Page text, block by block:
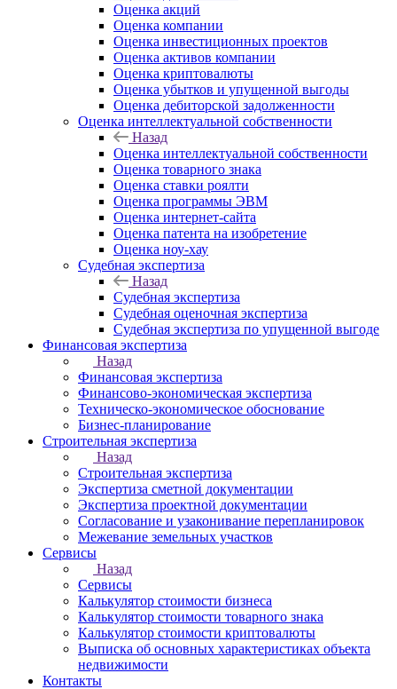
Оценка акций
Оценка компании
Оценка инвестиционных проектов
Оценка активов компании
Оценка криптовалюты
Оценка убытков и упущенной выгоды
Оценка дебиторской задолженности
Оценка интеллектуальной собственности
Назад
Оценка интеллектуальной собственности
Оценка товарного знака
Оценка ставки роялти
Оценка программы ЭВМ
Оценка интернет-сайта
Оценка патента на изобретение
Оценка ноу-хау
Судебная экспертиза
Назад
Судебная экспертиза
Судебная оценочная экспертиза
Судебная экспертиза по упущенной выгоде
Финансовая экспертиза
Назад
Финансовая экспертиза
Финансово-экономическая экспертиза
Техническо-экономическое обоснование
Бизнес-планирование
Строительная экспертиза
Назад
Строительная экспертиза
Экспертиза сметной документации
Экспертиза проектной документации
Согласование и узаконивание перепланировок
Межевание земельных участков
Сервисы
Назад
Сервисы
Калькулятор стоимости бизнеса
Калькулятор стоимости товарного знака
Калькулятор стоимости криптовалюты
Выписка об основных характеристиках объекта
недвижимости
Контакты